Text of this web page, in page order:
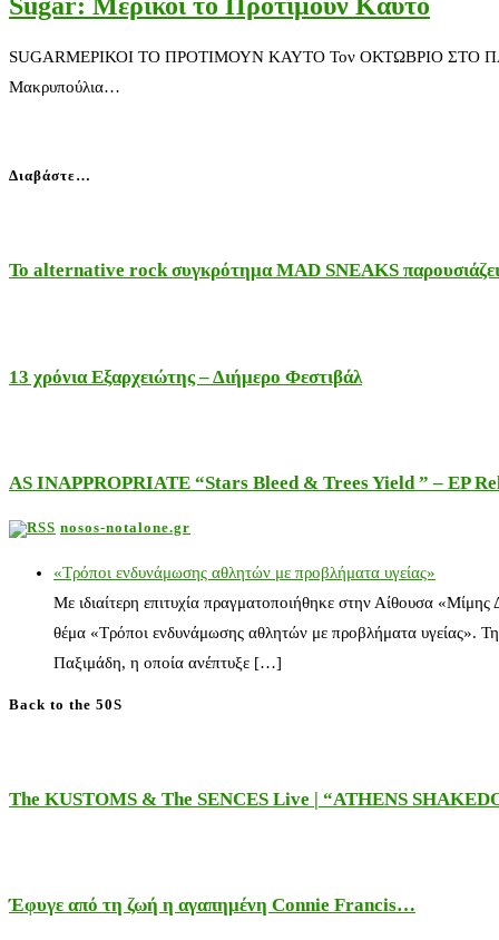
SUGARΜΕΡΙΚΟΙ ΤΟ ΠΡΟΤΙΜΟΥΝ ΚΑΥΤΟ Τον ΟΚΤΩΒΡΙΟ ΣΤΟ ΠΑΛΛΑΣ
Μακρυπούλια…
Διαβάστε…
Το alternative rock συγκρότημα MAD SNEAKS
13 χρόνια Εξαρχειώτης – Διήμερο Φεστιβάλ
AS INAPPROPRIATE “Stars Bleed & Trees Yield ” – EP
nosos-notalone.gr
«Τρόποι ενδυνάμωσης αθλητών με προβλήματα υγείας»
Με ιδιαίτερη επιτυχία πραγματοποιήθηκε στην Αίθουσα
θέμα «Τρόποι ενδυνάμωσης αθλητών με προβλήματα υγείας».
Παξιμάδη, η οποία ανέπτυξε […]
Back to the 50S
The KUSTOMS & The SENCES Live | “ATHENS
Έφυγε από τη ζωή η αγαπημένη Connie Francis…